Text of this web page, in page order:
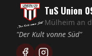
TuS Union
Mülheim an
"Der Kult vonne Süd"